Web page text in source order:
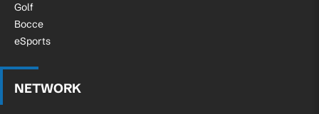
Golf
Bocce
eSports
NETWORK